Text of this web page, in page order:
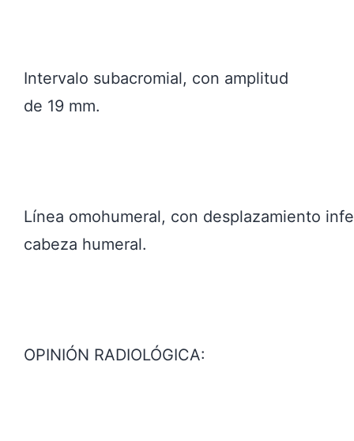
Intervalo subacromial, con amplitud
de 19 mm.
Línea omohumeral, con desplazamiento
cabeza humeral.
OPINIÓN RADIOLÓGICA: